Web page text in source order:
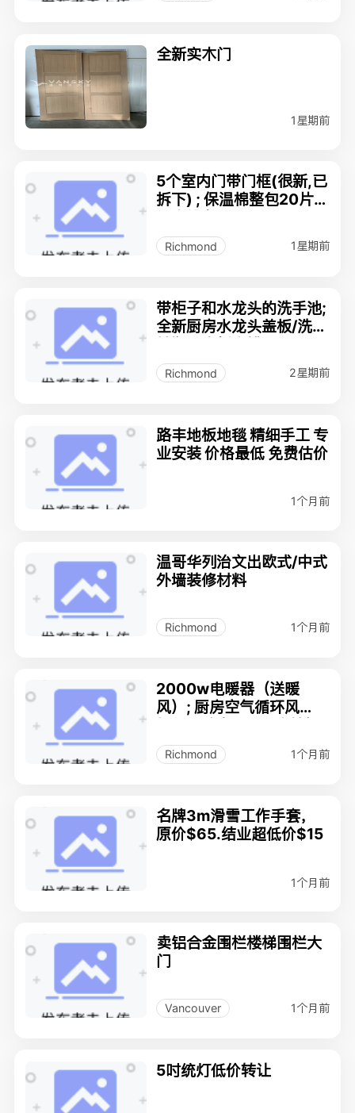
全新实木门
1星期前
5个室内门带门框(很新,已
拆下) ; 保温棉整包20片;
Richmond 1星期前
带柜子和水龙头的洗手池;
全新厨房水龙头盖板/洗洁
Richmond 2星期前
路丰地板地毯 精细手工 专
业安装 价格最低 免费估价
1个月前
温哥华列治文出欧式/中式
外墙装修材料
Richmond 1个月前
2000w电暖器（送暖
风）; 厨房空气循环风
弯头；
Richmond 1个月前
名牌3m滑雪工作手套，
原价$65.结业超低价$15
1个月前
卖铝合金围栏楼梯围栏大
门
Vancouver 1个月前
5吋统灯低价转让